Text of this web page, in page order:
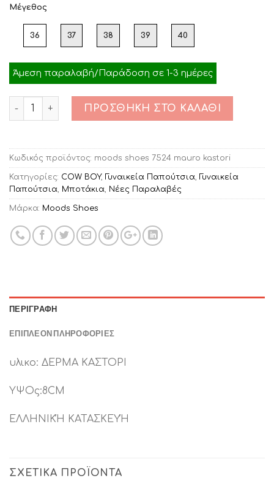
Μέγεθος
36 37 38 39 40
Άμεση παραλαβή/Παράδοση σε 1-3 ημέρες
Ποσότητα
ΠΡΟΣΘΉΚΗ ΣΤΟ ΚΑΛΆΘΙ
Κωδικός προϊόντος: moods shoes 7524 mauro kastori
Κατηγορίες: COW BOY, Γυναικεία Παπούτσια, Γυναικεία
Παπούτσια, Μποτάκια, Νέες Παραλαβές
Μάρκα: Moods Shoes
ΠΕΡΙΓΡΑΦΉ
ΕΠΙΠΛΈΟΝ ΠΛΗΡΟΦΟΡΊΕΣ
υλικο: ΔΕΡΜΑ ΚΑΣΤΟΡΙ
ΥΨΟς:8CM
ΕΛΛΗΝΙΚΉ ΚΑΤΑΣΚΕΥΉ
ΣΧΕΤΙΚΆ ΠΡΟΪΌΝΤΑ